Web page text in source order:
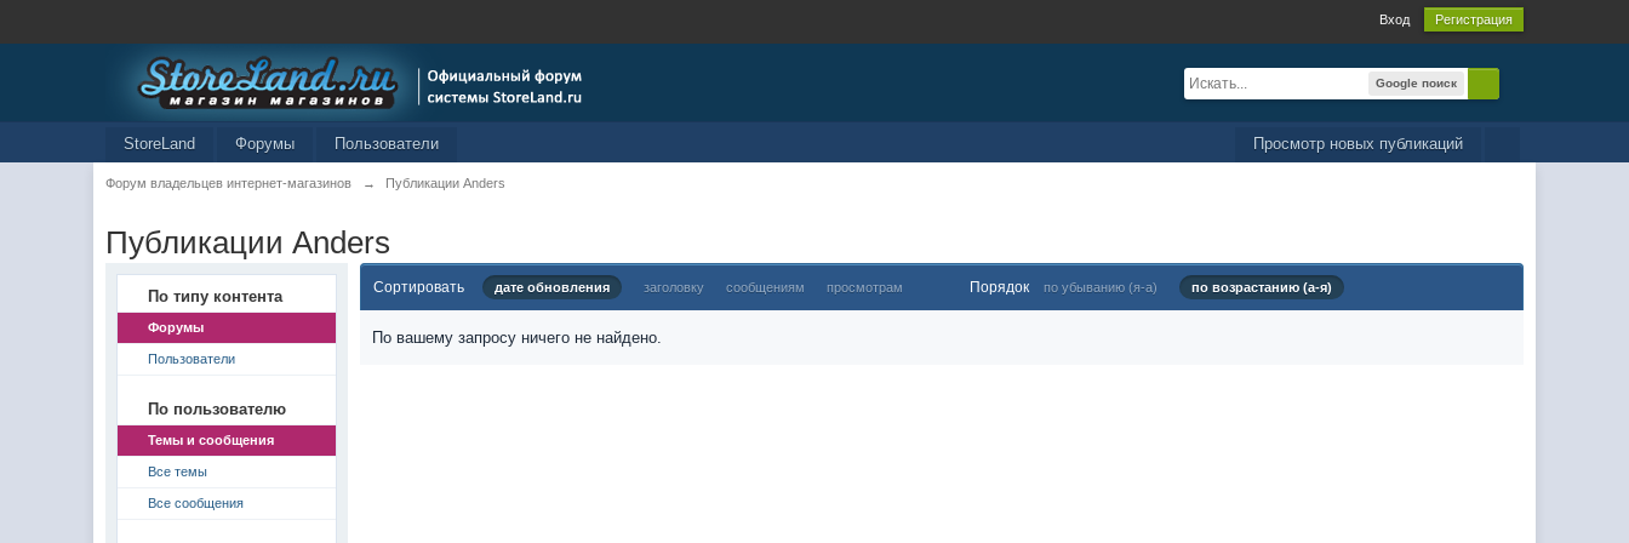
Вход Регистрация
Google поиск
Просмотр новых публикаций
StoreLand Форумы Пользователи
Форум владельцев интернет-магазинов → Публикации Anders
Публикации Anders
По типу контента
Форумы
Пользователи
По пользователю
Темы и сообщения
Все темы
Все сообщения
Сортировать дате обновления заголовку сообщениям просмотрам Порядок по убыванию (я-а) по возрастанию (а-я)
По вашему запросу ничего не найдено.